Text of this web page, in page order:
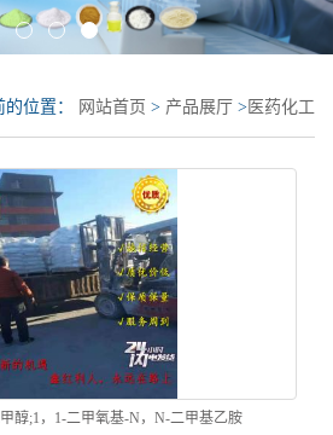
的位置： 网站首页 > 产品展厅 > 医药化工
醇;1，1-二甲氧基-N，N-二甲基乙胺